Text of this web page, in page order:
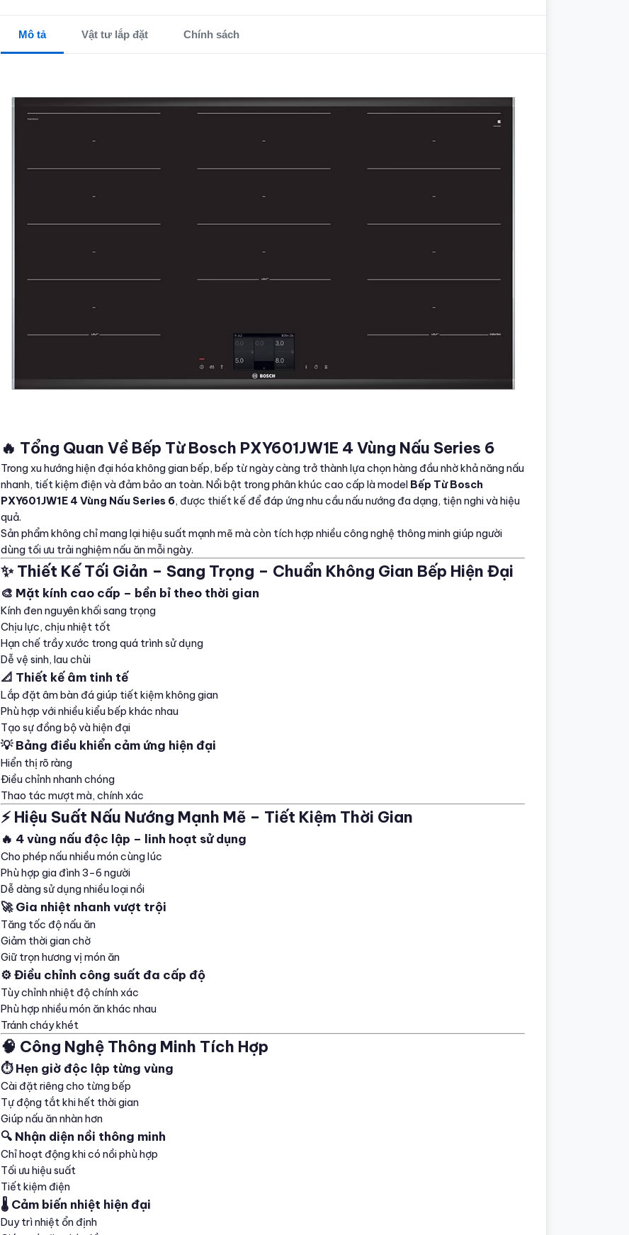
Mô tả Vật tư lắp đặt Chính sách
🔥 Tổng Quan Về Bếp Từ Bosch PXY601JW1E 4 Vùng Nấu Series 6
Trong xu hướng hiện đại hóa không gian bếp, bếp từ ngày càng trở thành lựa chọn hàng đầu nhờ khả năng nấu
nhanh, tiết kiệm điện và đảm bảo an toàn. Nổi bật trong phân khúc cao cấp là model Bếp Từ Bosch
PXY601JW1E 4 Vùng Nấu Series 6, được thiết kế để đáp ứng nhu cầu nấu nướng đa dạng, tiện nghi và hiệu
quả.
Sản phẩm không chỉ mang lại hiệu suất mạnh mẽ mà còn tích hợp nhiều công nghệ thông minh giúp người
dùng tối ưu trải nghiệm nấu ăn mỗi ngày.
✨ Thiết Kế Tối Giản – Sang Trọng – Chuẩn Không Gian Bếp Hiện Đại
🎨 Mặt kính cao cấp – bền bỉ theo thời gian
Kính đen nguyên khối sang trọng
Chịu lực, chịu nhiệt tốt
Hạn chế trầy xước trong quá trình sử dụng
Dễ vệ sinh, lau chùi
📐 Thiết kế âm tinh tế
Lắp đặt âm bàn đá giúp tiết kiệm không gian
Phù hợp với nhiều kiểu bếp khác nhau
Tạo sự đồng bộ và hiện đại
💡 Bảng điều khiển cảm ứng hiện đại
Hiển thị rõ ràng
Điều chỉnh nhanh chóng
Thao tác mượt mà, chính xác
⚡ Hiệu Suất Nấu Nướng Mạnh Mẽ – Tiết Kiệm Thời Gian
🔥 4 vùng nấu độc lập – linh hoạt sử dụng
Cho phép nấu nhiều món cùng lúc
Phù hợp gia đình 3–6 người
Dễ dàng sử dụng nhiều loại nồi
🚀 Gia nhiệt nhanh vượt trội
Tăng tốc độ nấu ăn
Giảm thời gian chờ
Giữ trọn hương vị món ăn
⚙️ Điều chỉnh công suất đa cấp độ
Tùy chỉnh nhiệt độ chính xác
Phù hợp nhiều món ăn khác nhau
Tránh cháy khét
🧠 Công Nghệ Thông Minh Tích Hợp
⏱️ Hẹn giờ độc lập từng vùng
Cài đặt riêng cho từng bếp
Tự động tắt khi hết thời gian
Giúp nấu ăn nhàn hơn
🔍 Nhận diện nồi thông minh
Chỉ hoạt động khi có nồi phù hợp
Tối ưu hiệu suất
Tiết kiệm điện
🌡️ Cảm biến nhiệt hiện đại
Duy trì nhiệt ổn định